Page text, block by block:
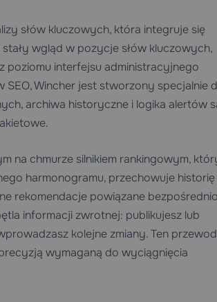
słów kluczowych, która integruje się
wgląd w pozycje słów kluczowych,
poziomu interfejsu administracyjnego
Wincher jest stworzony specjalnie
archiwa historyczne i logika alertów
na chmurze silnikiem rankingowym,
harmonogramu, przechowuje historię
rekomendacje powiązane
informacji zwrotnej: publikujesz lub
kolejne zmiany. Ten
wymaganą do wyciągnięcia